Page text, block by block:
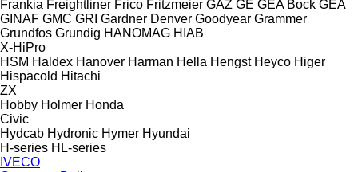
Frankia Freightliner Frico Fritzmeier GAZ GE GEA Bock GEA
GINAF GMC GRI Gardner Denver Goodyear Grammer
Grundfos Grundig HANOMAG HIAB
X-HiPro
HSM Haldex Hanover Harman Hella Hengst Heyco Higer
Hispacold Hitachi
ZX
Hobby Holmer Honda
Civic
Hydcab Hydronic Hymer Hyundai
H-series HL-series
IVECO